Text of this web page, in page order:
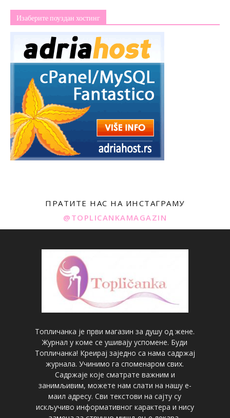
Изаберите поуздан хостинг
ПРАТИТЕ НАС НА ИНСТАГРАМУ
@TOPLICANKAMAGAZIN
Топличанка је први магазин за душу од жене.
Журнал у коме се ушивају успомене. Буди
Топличанка! Креирај заједно са нама садржај
журнала. Учинимо га споменаром свих.
Садржаје које сматрате важним и
занимљивим, можете нам слати на нашу е-
маил адресу. Сви текстови на сајту су
искључиво информативног карактера и нису